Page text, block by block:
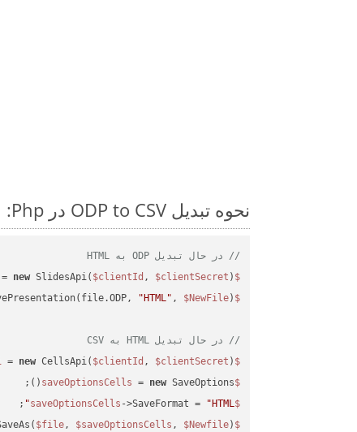
نحوه تبدیل ODP to CSV در Php: مثال کد گام به گام
// در حال تبدیل ODP به HTML
$slidesapi
new SlidesApi( $clientId , $clientSecret );
$slidesapi
"HTML" , $NewFile
// در حال تبدیل HTML به CSV
$cellsapi
= new CellsApi( $clientId , $clientSecret );
$saveOptionsCells
= new SaveOptions();
$saveOptionsCells
->SaveFormat = "HTML"
;
$cellsApiResult
$file, $saveOptionsCells , $Newfile